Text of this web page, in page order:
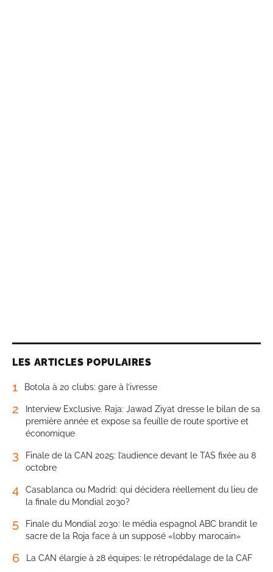
LES ARTICLES POPULAIRES
1 Botola à 20 clubs: gare à l’ivresse
2
Interview Exclusive. Raja: Jawad Ziyat dresse le bilan de sa
première année et expose sa feuille de route sportive et
économique
3
Finale de la CAN 2025: l’audience devant le TAS fixée au 8
octobre
4
Casablanca ou Madrid: qui décidera réellement du lieu de
la finale du Mondial 2030?
5
Finale du Mondial 2030: le média espagnol ABC brandit le
sacre de la Roja face à un supposé «lobby marocain»
6 La CAN élargie à 28 équipes: le rétropédalage de la CAF